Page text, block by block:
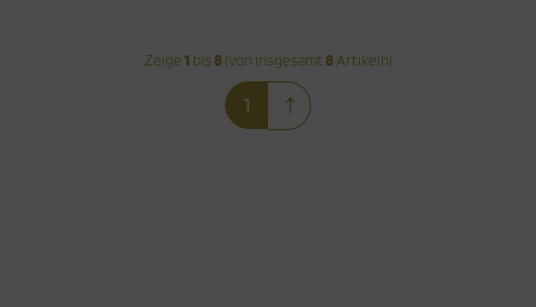
Zeige 1 bis 8 (von insgesamt8 Artikeln)
1